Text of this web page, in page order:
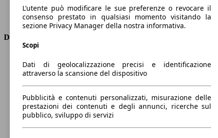
Trasmissione
Manuale
Tipo di trazione
trazione anteriore
Dimensioni
Altezza
1640 mm
1830 mm
Peso massimo
2250 kg
Carico massimo
-
L’utente può modificare le sue preferenze o revocare il
consenso prestato in qualsiasi momento visitando la
sezione Privacy Manager della nostra informativa.
Scopi
Dati di geolocalizzazione precisi e identificazione
attraverso la scansione del dispositivo
Pubblicità e contenuti personalizzati, misurazione delle
prestazioni dei contenuti e degli annunci, ricerche sul
pubblico, sviluppo di servizi